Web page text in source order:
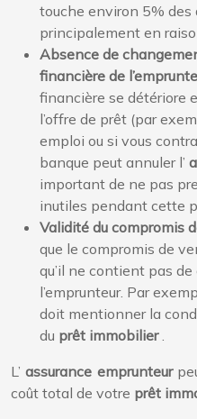
touche environ 5% des
principalement en
Absence de
financière de
financière se détériore
l’offre de prêt (par
emploi ou si vous
banque peut annuler l’
important de ne pas
inutiles pendant cette
Validité du compromis
que le compromis de
qu’il ne contient pas
l’emprunteur. Par
doit mentionner la
du prêt immobilier.
L’assurance emprunteur
coût total de votre prêt